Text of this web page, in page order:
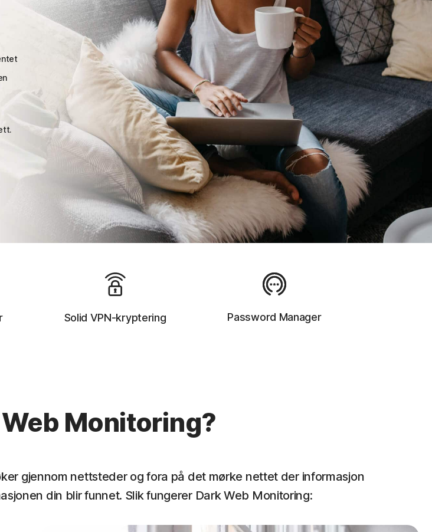
Solid VPN-kryptering Password Manager
Monitoring?
gjennom nettsteder og fora på det mørke nettet der informasjon
din blir funnet. Slik fungerer Dark Web Monitoring: